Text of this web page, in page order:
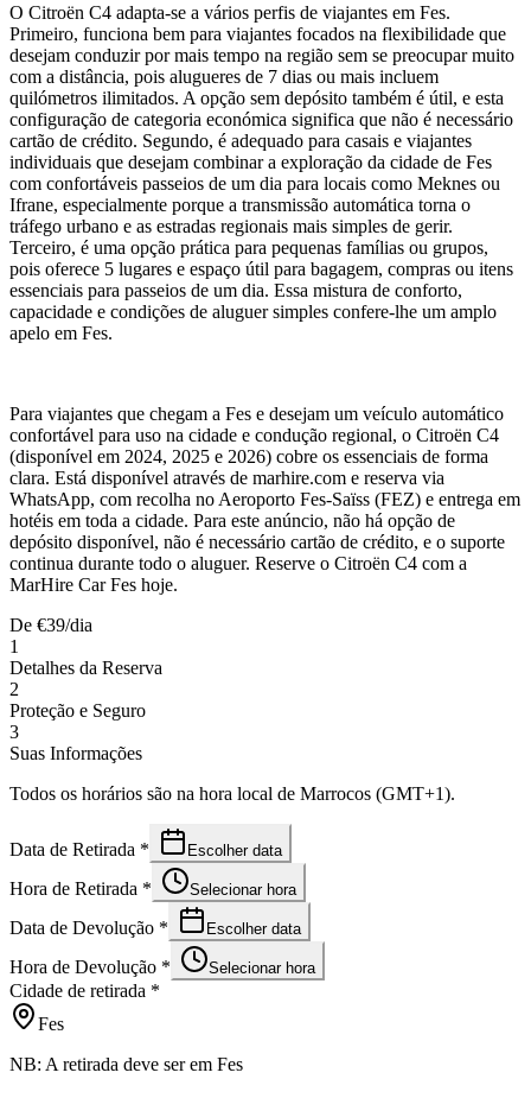
O Citroën C4 adapta-se a vários perfis de viajantes em Fes.
Primeiro, funciona bem para viajantes focados na flexibilidade que
desejam conduzir por mais tempo na região sem se preocupar muito
com a distância, pois alugueres de 7 dias ou mais incluem
quilómetros ilimitados. A opção sem depósito também é útil, e esta
configuração de categoria económica significa que não é necessário
cartão de crédito. Segundo, é adequado para casais e viajantes
individuais que desejam combinar a exploração da cidade de Fes
com confortáveis passeios de um dia para locais como Meknes ou
Ifrane, especialmente porque a transmissão automática torna o
tráfego urbano e as estradas regionais mais simples de gerir.
Terceiro, é uma opção prática para pequenas famílias ou grupos,
pois oferece 5 lugares e espaço útil para bagagem, compras ou itens
essenciais para passeios de um dia. Essa mistura de conforto,
capacidade e condições de aluguer simples confere-lhe um amplo
apelo em Fes.
Para viajantes que chegam a Fes e desejam um veículo automático
confortável para uso na cidade e condução regional, o Citroën C4
(disponível em 2024, 2025 e 2026) cobre os essenciais de forma
clara. Está disponível através de marhire.com e reserva via
WhatsApp, com recolha no Aeroporto Fes-Saïss (FEZ) e entrega em
hotéis em toda a cidade. Para este anúncio, não há opção de
depósito disponível, não é necessário cartão de crédito, e o suporte
continua durante todo o aluguer. Reserve o Citroën C4 com a
MarHire Car Fes hoje.
De €39/dia
1
Detalhes da Reserva
2
Proteção e Seguro
3
Suas Informações
Todos os horários são na hora local de Marrocos (GMT+1).
Data de Retirada * Escolher data
Hora de Retirada * Selecionar hora
Data de Devolução * Escolher data
Hora de Devolução * Selecionar hora
Cidade de retirada *
Fes
NB: A retirada deve ser em Fes